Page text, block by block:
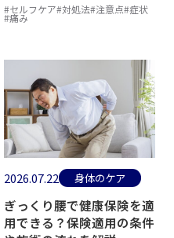
#セルフケア#対処法#注意点#症状
#痛み
2026.07.22 身体のケア
ぎっくり腰で健康保険を適
用できる？保険適用の条件